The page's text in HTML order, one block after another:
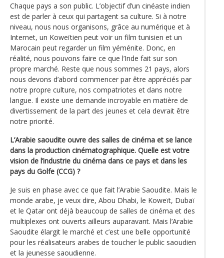
Chaque pays a son public. L’objectif d’un cinéaste indien
est de parler à ceux qui partagent sa culture. Si à notre
niveau, nous nous organisons, grâce au numérique et à
Internet, un Koweïtien peut voir un film tunisien et un
Marocain peut regarder un film yéménite. Donc, en
réalité, nous pouvons faire ce que l’Inde fait sur son
propre marché. Reste que nous sommes 21 pays, alors
nous devons d’abord commencer par être appréciés par
notre propre culture, nos compatriotes et dans notre
langue. Il existe une demande incroyable en matière de
divertissement de la part des jeunes et cela devrait être
notre priorité.
L’Arabie saoudite ouvre des salles de cinéma et se lance
dans la production cinématographique. Quelle est votre
vision de l’industrie du cinéma dans ce pays et dans les
pays du Golfe (CCG) ?
Je suis en phase avec ce que fait l’Arabie Saoudite. Mais le
monde arabe, je veux dire, Abou Dhabi, le Koweït, Dubaï
et le Qatar ont déjà beaucoup de salles de cinéma et des
multiplexes ont ouverts ailleurs auparavant. Mais l’Arabie
Saoudite élargit le marché et c’est une belle opportunité
pour les réalisateurs arabes de toucher le public saoudien
et la jeunesse saoudienne.